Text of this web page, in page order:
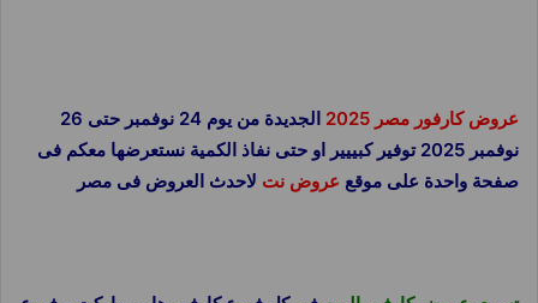
عروض كارفور مصر 2025
الجديدة من يوم 24 نوفمبر حتى 26
نوفمبر 2025 توفير كبييير او حتى نفاذ الكمية نستعرضها معكم فى
صفحة واحدة على موقع عروض نت لاحدث العروض فى مصر